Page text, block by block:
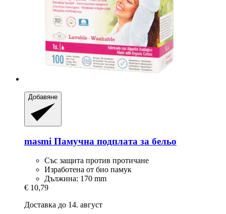
Добавяне
masmi Памучна подплата за бельо
Със защита против протичане
Изработена от био памук
Дължина: 170 mm
€ 10,79
Доставка до 14. август